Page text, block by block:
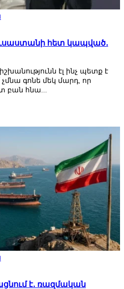
հետ կապված․
էլ ինչ պետք է
գոնե մեկ մարդ, որ
բան հնա...
է․ ռազմական